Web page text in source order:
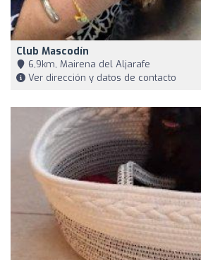
Club Mascodín
6,9km, Mairena del Aljarafe
Ver dirección y datos de contacto